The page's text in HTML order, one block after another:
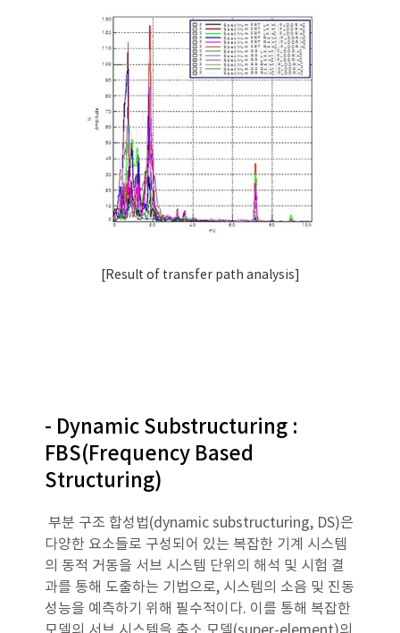
[Result of transfer path analysis]
- Dynamic Substructuring :
FBS(Frequency Based
Structuring)
부분 구조 합성법(dynamic substructuring, DS)은
다양한 요소들로 구성되어 있는 복잡한 기계 시스템
의 동적 거동을 서브 시스템 단위의 해석 및 시험 결
과를 통해 도출하는 기법으로, 시스템의 소음 및 진동
성능을 예측하기 위해 필수적이다. 이를 통해 복잡한